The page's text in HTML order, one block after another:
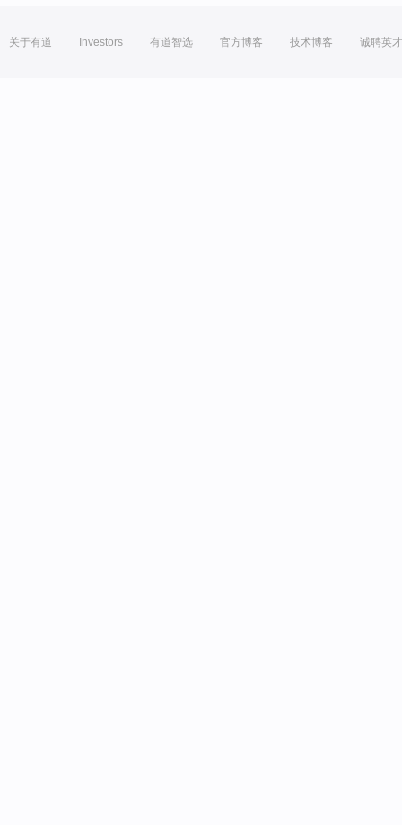
关于有道 Investors 有道智选 官方博客 技术博客 诚聘英才